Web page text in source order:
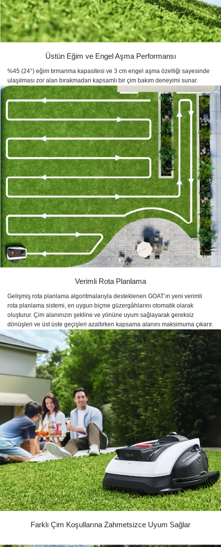
Üstün Eğim ve Engel Aşma Performansı
%45 (24°) eğim tırmanma kapasitesi ve 3 cm engel aşma özelliği sayesinde
ulaşılması zor alan bırakmadan kapsamlı bir çim bakım deneyimi sunar.
Verimli Rota Planlama
Gelişmiş rota planlama algoritmalarıyla desteklenen GOAT’ın yeni verimli
rota planlama sistemi, en uygun biçme güzergâhlarını otomatik olarak
oluşturur. Çim alanınızın şekline ve yönüne uyum sağlayarak gereksiz
dönüşleri ve üst üste geçişleri azaltırken kapsama alanını maksimuma çıkarır.
Farklı Çim Koşullarına Zahmetsizce Uyum Sağlar